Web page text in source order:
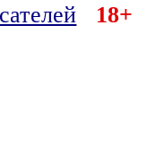
18+